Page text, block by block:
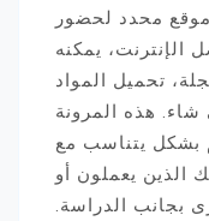
محدد لحضور
يمكنه
تحميل المواد
هذه المرونة
بشكل يتناسب مع
يعملون أو
بجانب الدراسة.